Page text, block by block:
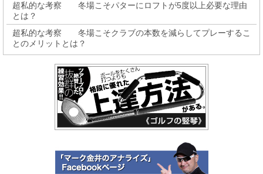
超私的な考察 冬場こそパターにロフトが5度以上必要な理由
とは？
超私的な考察 冬場こそクラブの本数を減らしてプレーするこ
とのメリットとは？